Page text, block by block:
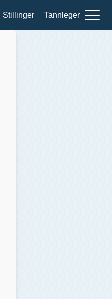
Stillinger Tannleger